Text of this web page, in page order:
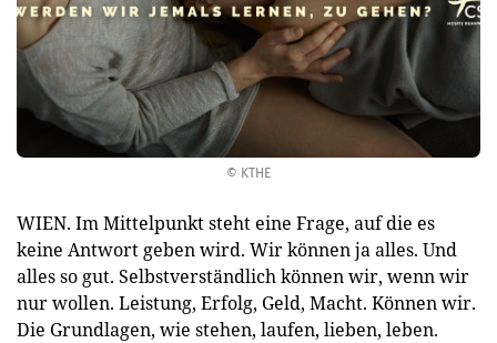
© KTHE
WIEN. Im Mittelpunkt steht eine Frage, auf die es
keine Antwort geben wird. Wir können ja alles. Und
alles so gut. Selbstverständlich können wir, wenn wir
nur wollen. Leistung, Erfolg, Geld, Macht. Können wir.
Die Grundlagen, wie stehen, laufen, lieben, leben.